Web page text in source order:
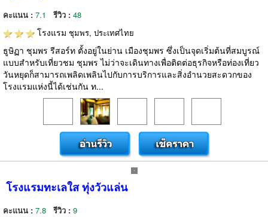
คะแนน : 7.1 รีวิว : 48
โรงแรม ชุมพร, ประเทศไทย
ธูษิฏา ชุมพร รีสอร์ท ตั้งอยู่ในย่าน เมืองชุมพร ซึ่งเป็นจุดเริ่มต้นที่สมบูรณ์
แบบสำหรับเที่ยวชม ชุมพร ไม่ว่าจะเดินทางเพื่อติดต่อธุรกิจหรือท่องเที่ยว
วันหยุดก็สามารถเพลิดเพลินไปกับการบริการและสิ่งอำนวยสะดวกของ
โรงแรมแห่งนี้ได้เช่นกัน ท...
โรงแรมทะเลใส ทุ่งวัวแล่น
คะแนน : 7.8 รีวิว : 9